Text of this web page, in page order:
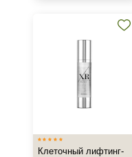
Все типы кожи
Возраст
Клеточный лифтинг-